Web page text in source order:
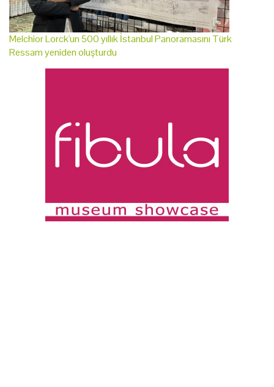
Melchior Lorck'un 500 yıllık İstanbul Panoramasını Türk
Ressam yeniden oluşturdu